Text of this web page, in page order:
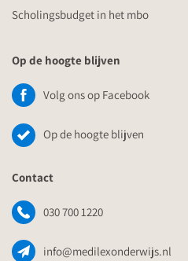
Scholingsbudget in het mbo
Op de hoogte blijven
Volg ons op Facebook
Op de hoogte blijven
Contact
030 700 1220
info@medilexonderwijs.nl